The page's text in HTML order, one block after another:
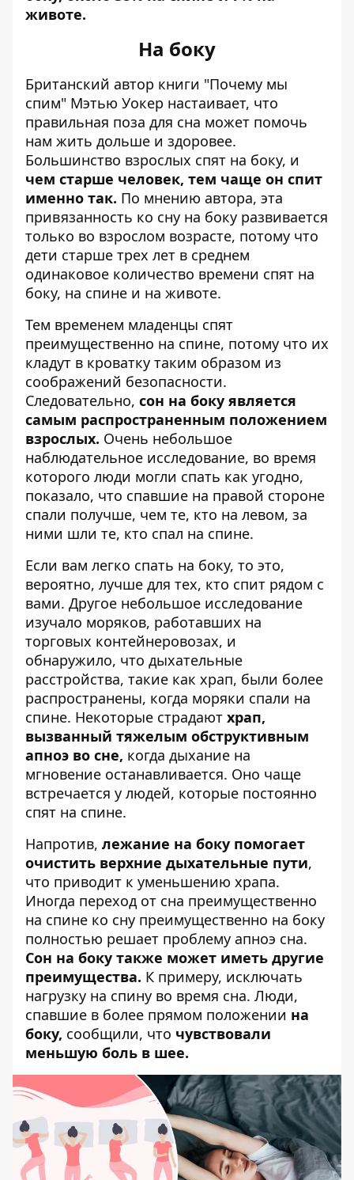
животе.
На боку
Британский автор книги "Почему мы
спим" Мэтью Уокер настаивает, что
правильная поза для сна может помочь
нам жить дольше и здоровее.
Большинство взрослых спят на боку, и
чем старше человек, тем чаще он спит
именно так. По мнению автора, эта
привязанность ко сну на боку развивается
только во взрослом возрасте, потому что
дети старше трех лет в среднем
одинаковое количество времени спят на
боку, на спине и на животе.
Тем временем младенцы спят
преимущественно на спине, потому что их
кладут в кроватку таким образом из
соображений безопасности.
Следовательно, сон на боку является
самым распространенным положением
взрослых. Очень небольшое
наблюдательное исследование, во время
которого люди могли спать как угодно,
показало, что спавшие на правой стороне
спали получше, чем те, кто на левом, за
ними шли те, кто спал на спине.
Если вам легко спать на боку, то это,
вероятно, лучше для тех, кто спит рядом с
вами. Другое небольшое исследование
изучало моряков, работавших на
торговых контейнеровозах, и
обнаружило, что дыхательные
расстройства, такие как храп, были более
распространены, когда моряки спали на
спине. Некоторые страдают храп,
вызванный тяжелым обструктивным
апноэ во сне, когда дыхание на
мгновение останавливается. Оно чаще
встречается у людей, которые постоянно
спят на спине.
Напротив, лежание на боку помогает
очистить верхние дыхательные пути,
что приводит к уменьшению храпа.
Иногда переход от сна преимущественно
на спине ко сну преимущественно на боку
полностью решает проблему апноэ сна.
Сон на боку также может иметь другие
преимущества. К примеру, исключать
нагрузку на спину во время сна. Люди,
спавшие в более прямом положении на
боку, сообщили, что чувствовали
меньшую боль в шее.